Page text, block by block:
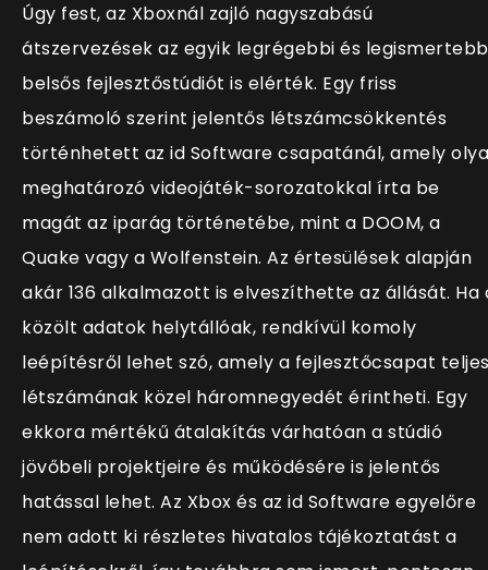
Úgy fest, az Xboxnál zajló nagyszabású
átszervezések az egyik legrégebbi és legismertebb
belsős fejlesztőstúdiót is elérték. Egy friss
beszámoló szerint jelentős létszámcsökkentés
történhetett az id Software csapatánál, amely
meghatározó videojáték-sorozatokkal írta be
magát az iparág történetébe, mint a DOOM, a
Quake vagy a Wolfenstein. Az értesülések alapján
akár 136 alkalmazott is elveszíthette az állását. Ha
közölt adatok helytállóak, rendkívül komoly
leépítésről lehet szó, amely a fejlesztőcsapat
létszámának közel háromnegyedét érintheti. Egy
ekkora mértékű átalakítás várhatóan a stúdió
jövőbeli projektjeire és működésére is jelentős
hatással lehet. Az Xbox és az id Software egyelőre
nem adott ki részletes hivatalos tájékoztatást a